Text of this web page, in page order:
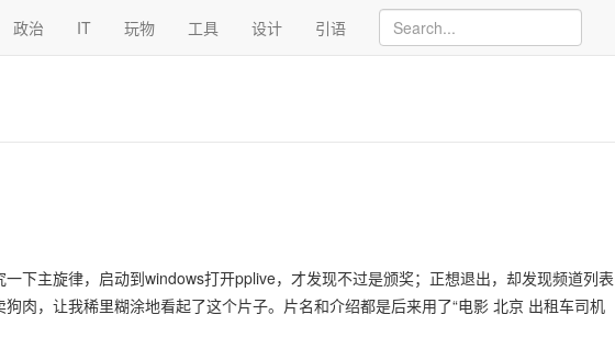
政治 IT 玩物 工具 设计 引语
下主旋律，启动到windows打开pplive，才发现不过是颁奖；正想退出，却发现频道列表
肉，让我稀里糊涂地看起了这个片子。片名和介绍都是后来用了“电影 北京 出租车司机